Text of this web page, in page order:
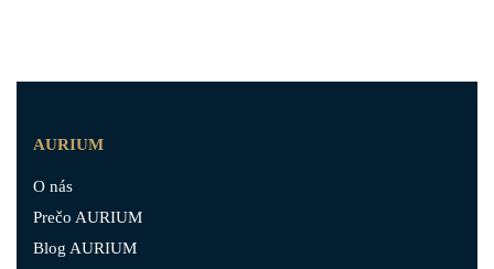
AURIUM
O nás
Prečo AURIUM
Blog AURIUM